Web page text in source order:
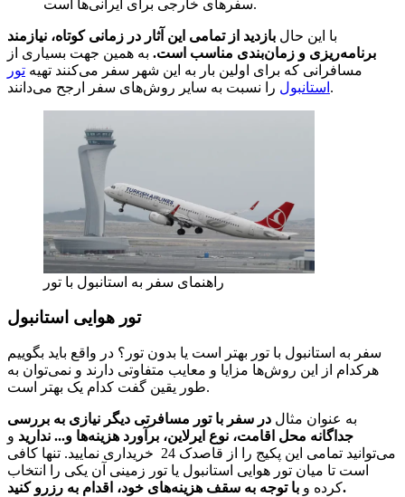
سفرهای خارجی برای ایرانی‌ها است.
با این حال بازدید از تمامی این آثار در زمانی کوتاه، نیازمند
برنامه‌ریزی و زمان‌بندی مناسب است. به همین جهت بسیاری از
مسافرانی که برای اولین بار به این شهر سفر می‌کنند تهیه تور
استانبول را نسبت به سایر روش‌های سفر ارجح می‌دانند.
راهنمای سفر به استانبول با تور
تور هوایی استانبول
سفر به استانبول با تور بهتر است یا بدون تور؟ در واقع باید بگوییم
هرکدام از این روش‌ها مزایا و معایب متفاوتی دارند و نمی‌توان به
طور یقین گفت کدام یک بهتر است.
به عنوان مثال در سفر با تور مسافرتی دیگر نیازی به بررسی
جداگانه محل اقامت، نوع ایرلاین، برآورد هزینه‌ها و... ندارید و
می‌توانید تمامی این پکیج را از قاصدک 24 خریداری نمایید. تنها کافی
است تا میان تور هوایی استانبول یا تور زمینی آن یکی را انتخاب
کرده وبا توجه به سقف هزینه‌های خود، اقدام به رزرو کنید.